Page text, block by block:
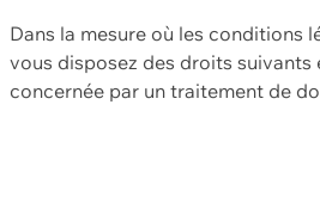
Dans la mesure où les conditions
vous disposez des droits suivants
concernée par un traitement de